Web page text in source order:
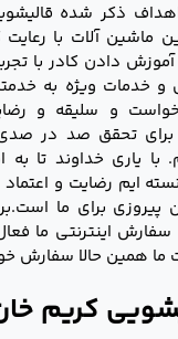
ذکر شده
ماشین آلات با رعایت
آموزش دادن کادر با
و خدمات ویژه به
و سلیقه و
برای تحقق صد در
با یاری خداوند تا
ایم رضایت و
پیروزی برای ما
سفارش اینترنتی ما
همین حالا سفارش
کریم